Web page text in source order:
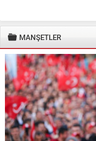
MANŞETLER